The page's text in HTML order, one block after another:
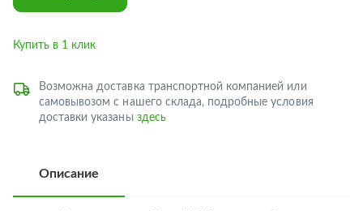
Купить в 1 клик
Возможна доставка транспортной компанией или
самовывозом с нашего склада, подробные условия
доставки указаны здесь
Описание